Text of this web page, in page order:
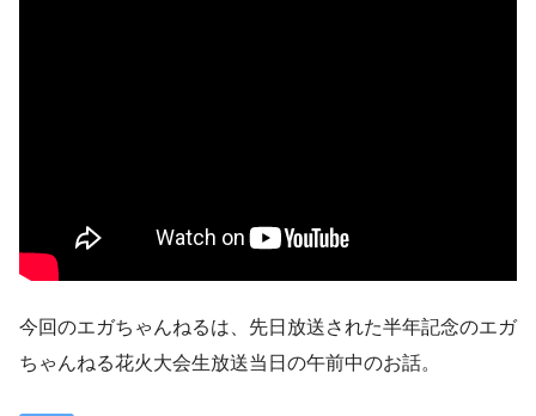
今回のエガちゃんねるは、先日放送された半年記念のエガ
ちゃんねる花火大会生放送当日の午前中のお話。